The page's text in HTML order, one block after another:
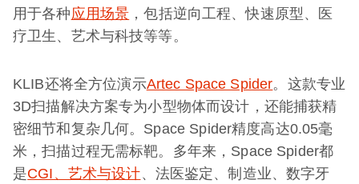
用于各种应用场景 ，包括逆向工程、快速原型、医
疗卫生、艺术与科技等等。
KLIB还将全方位演示Artec Space Spider。这款专业
3D扫描解决方案专为小型物体而设计，还能捕获精
密细节和复杂几何。Space Spider精度高达0.05毫
米，扫描过程无需标靶。多年来，Space Spider都
是CGI、艺术与设计、法医鉴定、制造业、数字牙